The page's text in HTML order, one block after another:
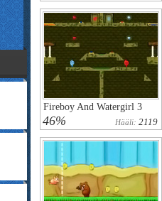
Fireboy And Watergirl 3
46% Hääli: 2119